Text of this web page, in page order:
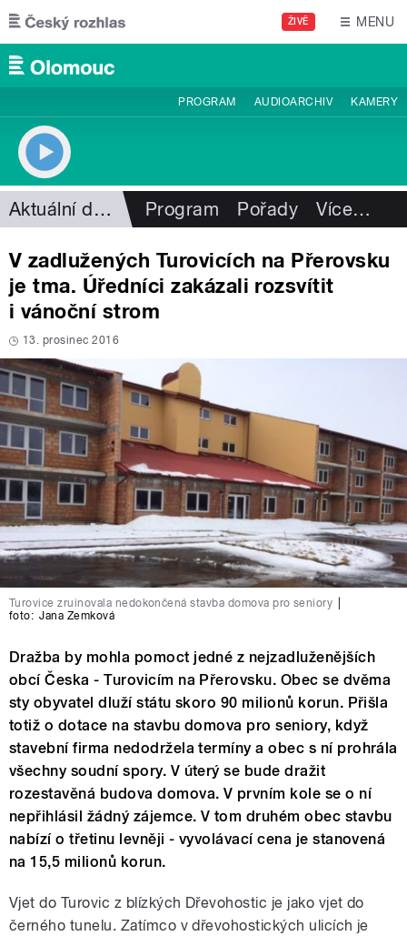
Přejít k hlavnímu obsahu
ŽIVĚ MENU
PROGRAM AUDIOARCHIV KAMERY
Aktuální dění Program Pořady Více…
V zadlužených Turovicích na Přerovsku
je tma. Úředníci zakázali rozsvítit
i vánoční strom
13. prosinec 2016
Turovice zruinovala nedokončená stavba domova pro seniory
foto: Jana Zemková
Dražba by mohla pomoct jedné z nejzadluženějších
obcí Česka - Turovicím na Přerovsku. Obec se dvěma
sty obyvatel dluží státu skoro 90 milionů korun. Přišla
totiž o dotace na stavbu domova pro seniory, když
stavební firma nedodržela termíny a obec s ní prohrála
všechny soudní spory. V úterý se bude dražit
rozestavěná budova domova. V prvním kole se o ní
nepřihlásil žádný zájemce. V tom druhém obec stavbu
nabízí o třetinu levněji - vyvolávací cena je stanovená
na 15,5 milionů korun.
Vjet do Turovic z blízkých Dřevohostic je jako vjet do
černého tunelu. Zatímco v dřevohostických ulicích je